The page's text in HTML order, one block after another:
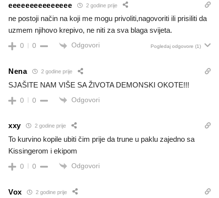
eeeeeeeeeeeeeee 2 godine prije
ne postoji način na koji me mogu privoliti,nagovoriti ili prisiliti da
uzmem njihovo krepivo, ne niti za sva blaga svijeta.
0 0 Odgovori Pogledaj odgovore (1)
Nena 2 godine prije
SJAŠITE NAM VIŠE SA ŽIVOTA DEMONSKI OKOTE!!!
0 0 Odgovori
xxy 2 godine prije
To kurvino kopile ubiti čim prije da trune u paklu zajedno sa
Kissingerom i ekipom
0 0 Odgovori
Vox 2 godine prije